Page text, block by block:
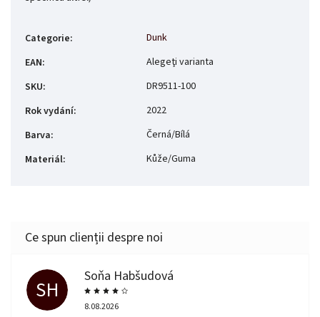
Categorie:
Dunk
EAN:
Alegeţi varianta
SKU:
DR9511-100
Rok vydání:
2022
Barva:
Černá/Bílá
Materiál: Kůže/Guma
SH
Soňa Habšudová
8.08.2026